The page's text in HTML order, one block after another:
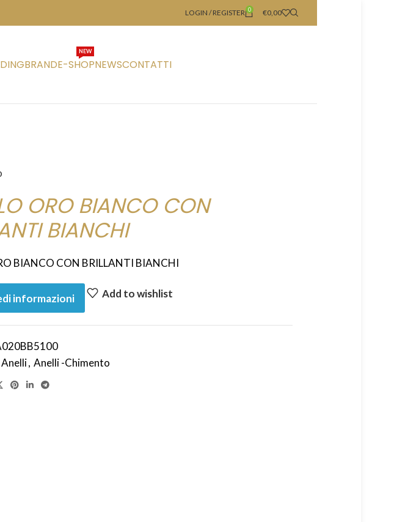
LOGIN / REGISTER 0 €0,00
BRANDE-SHOP
NEW
NEWSCONTATTI
ORO BIANCO CON
BIANCHI
BIANCO CON BRILLANTI BIANCHI
informazioni Add to wishlist
Anelli, Anelli -Chimento